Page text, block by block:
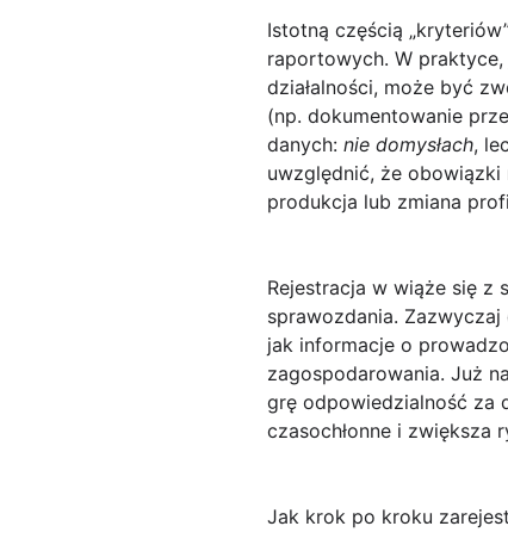
Istotną częścią
raportowych. W
działalności, może być
(np. dokumentowanie
danych: nie domysłach,
uwzględnić, że
produkcja lub zmiana
Rejestracja w wiąże się z
sprawozdania.
jak informacje o
zagospodarowania. Już
grę odpowiedzialność za
czasochłonne i zwiększa
Jak krok po kroku